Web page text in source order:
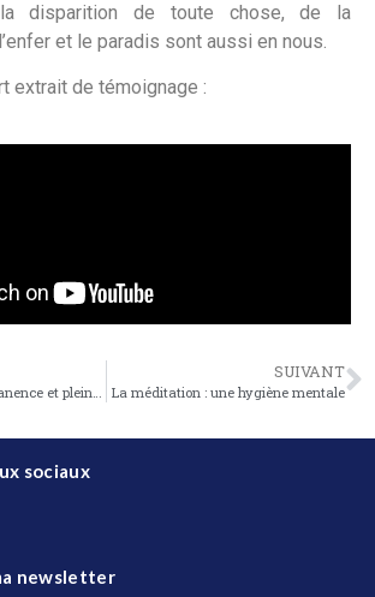
la disparition de toute chose, de la
et le paradis sont aussi en nous.
extrait de témoignage :
SUIVANT
La méditation : une hygiène mentale
sociaux
newsletter